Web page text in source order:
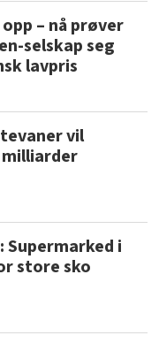
– nå prøver
selskap seg
lavpris
vil
i
store sko